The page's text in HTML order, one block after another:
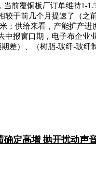
当前覆铜板厂订单维持1-
较于前几个月提速了（
；供给来看，产能扩产
中报窗口期，电子布企
差）、（树脂-玻纤-玻
定高增 抛开扰动声